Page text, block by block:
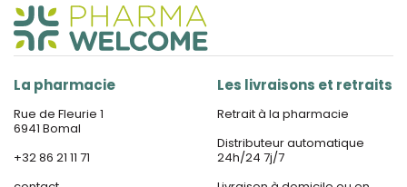
La pharmacie
Rue de Fleurie 1
6941 Bomal
+32 86 21 11 71
Les livraisons et retraits
Retrait à la pharmacie
Distributeur automatique
24h/24 7j/7